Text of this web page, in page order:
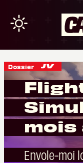
Dossier
mois
Envole-moi